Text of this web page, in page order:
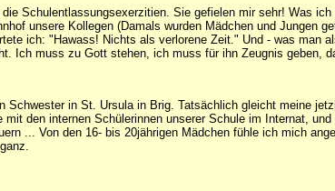
Schulentlassungsexerzitien. Sie gefielen mir sehr! Was
unsere Kollegen (Damals wurden Mädchen und Jungen
ich: "Hawass! Nichts als verlorene Zeit." Und - was man
Ich muss zu Gott stehen, ich muss für ihn Zeugnis geben,
Schwester in St. Ursula in Brig. Tatsächlich gleicht meine
mit den internen Schülerinnen unserer Schule im Internat,
... Von den 16- bis 20jährigen Mädchen fühle ich mich